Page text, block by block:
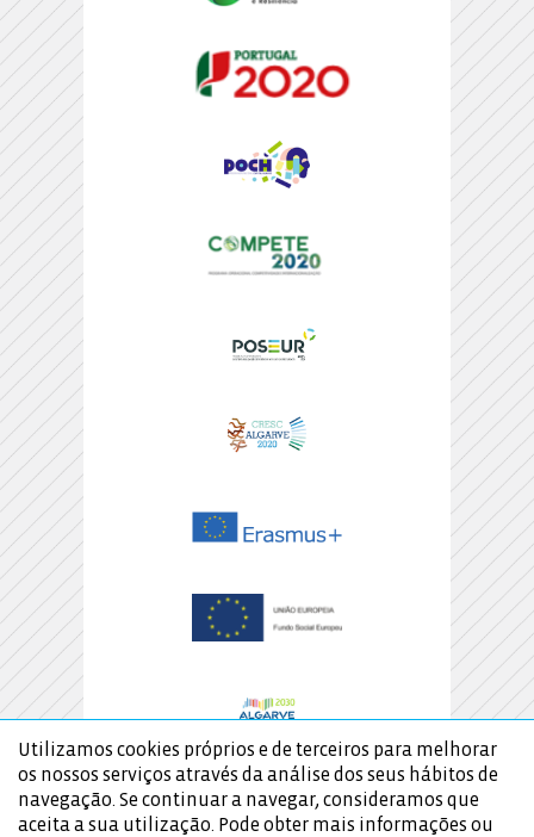
Utilizamos cookies próprios e de terceiros para melhorar
os nossos serviços através da análise dos seus hábitos de
navegação. Se continuar a navegar, consideramos que
aceita a sua utilização. Pode obter mais informações ou